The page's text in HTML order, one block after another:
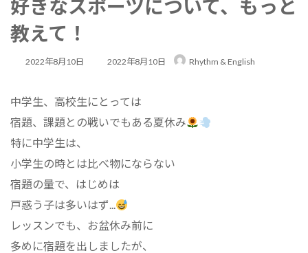
好きなスポーツについて、もっと
教えて！
2022年8月10日
最
更
新
時
:
2022年8月10日 Rhythm & English
中学生、高校生にとっては
宿題、課題との戦いでもある夏休み
特に中学生は、
小学生の時とは比べ物にならない
宿題の量で、はじめは
戸惑う子は多いはず...
レッスンでも、お盆休み前に
多めに宿題を出しましたが、